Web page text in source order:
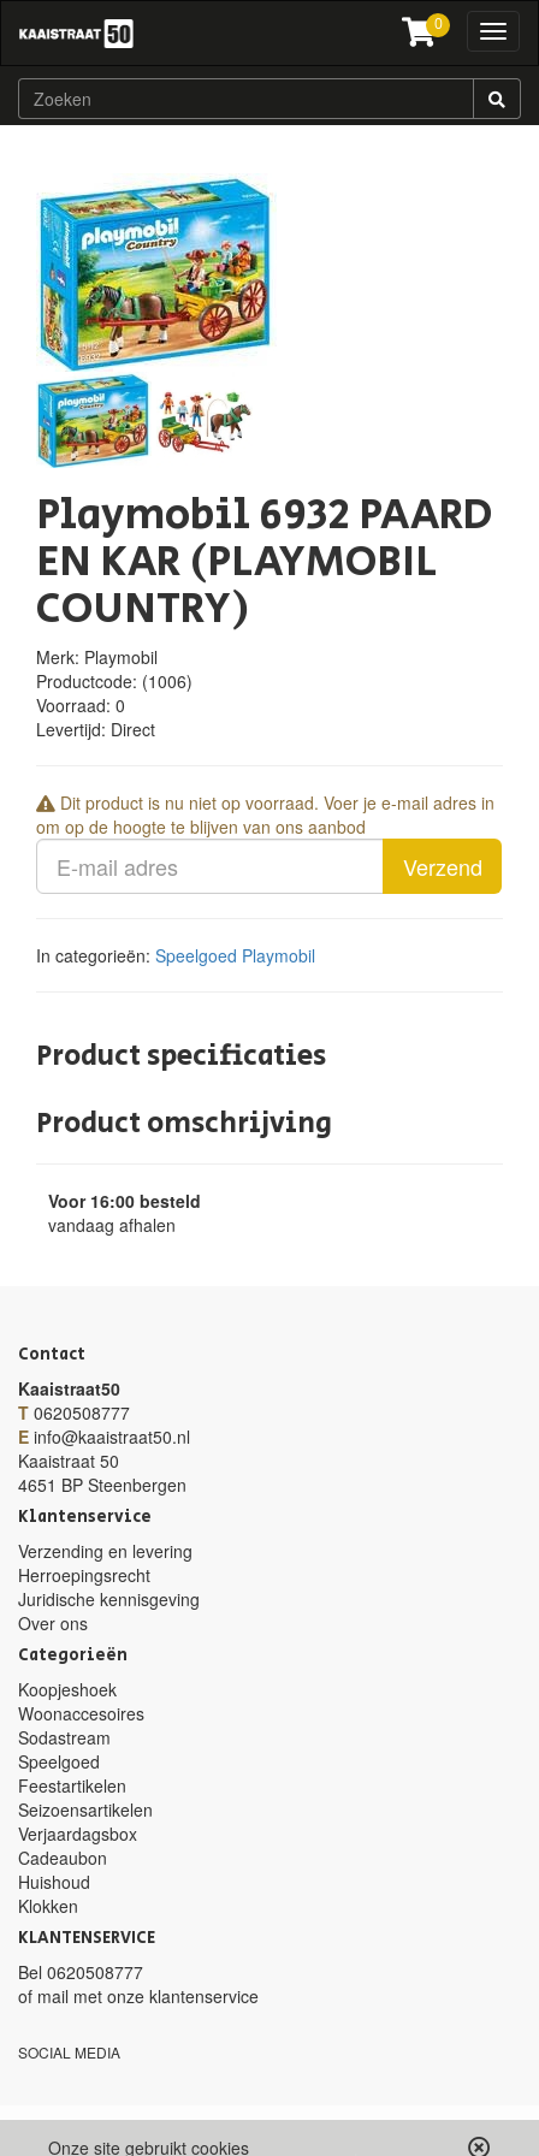
0
Playmobil 6932 PAARD
EN KAR (PLAYMOBIL
COUNTRY)
Merk: Playmobil
Productcode: (1006)
Voorraad: 0
Levertijd: Direct
Dit product is nu niet op voorraad. Voer je e-mail adres in
om op de hoogte te blijven van ons aanbod
Verzend
In categorieën: Speelgoed Playmobil
Product specificaties
Product omschrijving
Voor 16:00 besteld
vandaag afhalen
Contact
Kaaistraat50
T 0620508777
E info@kaaistraat50.nl
Kaaistraat 50
4651 BP Steenbergen
Klantenservice
Verzending en levering
Herroepingsrecht
Juridische kennisgeving
Over ons
Categorieën
Koopjeshoek
Woonaccesoires
Sodastream
Speelgoed
Feestartikelen
Seizoensartikelen
Verjaardagsbox
Cadeaubon
Huishoud
Klokken
KLANTENSERVICE
Bel 0620508777
of mail met onze klantenservice
SOCIAL MEDIA
Onze site gebruikt cookies